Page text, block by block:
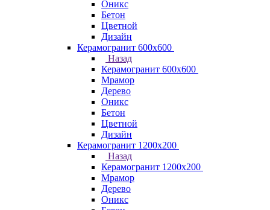
Оникс
Бетон
Цветной
Дизайн
Керамогранит 600х600
Назад
Керамогранит 600х600
Мрамор
Дерево
Оникс
Бетон
Цветной
Дизайн
Керамогранит 1200x200
Назад
Керамогранит 1200x200
Мрамор
Дерево
Оникс